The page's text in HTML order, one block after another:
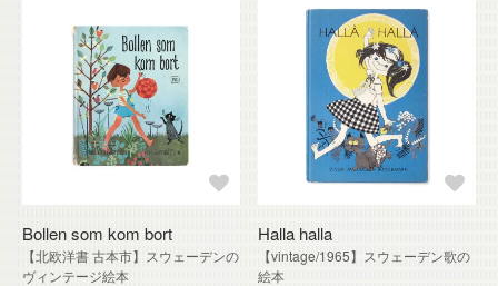
Bollen som kom bort
【北欧洋書 古本市】スウェーデンの
ヴィンテージ絵本
Halla halla
【vintage/1965】スウェーデン歌の
絵本